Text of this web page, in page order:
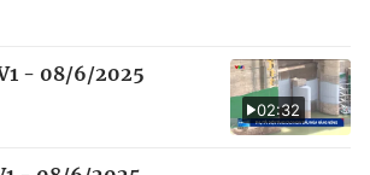
02:32
- 08/6/2025